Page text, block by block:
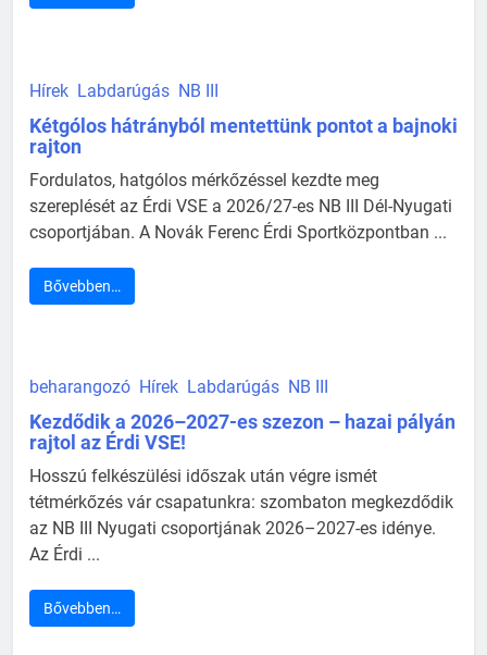
Hírek Labdarúgás NB III
Kétgólos hátrányból mentettünk pontot a bajnoki
rajton
Fordulatos, hatgólos mérkőzéssel kezdte meg
szereplését az Érdi VSE a 2026/27-es NB III Dél-Nyugati
csoportjában. A Novák Ferenc Érdi Sportközpontban ...
Bővebben…
beharangozó Hírek Labdarúgás NB III
Kezdődik a 2026–2027-es szezon – hazai pályán
rajtol az Érdi VSE!
Hosszú felkészülési időszak után végre ismét
tétmérkőzés vár csapatunkra: szombaton megkezdődik
az NB III Nyugati csoportjának 2026–2027-es idénye.
Az Érdi ...
Bővebben…